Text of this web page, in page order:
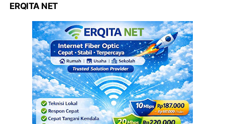
ERQITA NET